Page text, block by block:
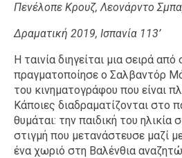
Πενέλοπε Κρουζ, Λεονάρντο
Δραματική 2019, Ισπανία 113’
Η ταινία διηγείται μια σειρά
πραγματοποίησε ο Σαλβαντόρ
του κινηματογράφου που είναι
Κάποιες διαδραματίζονται στο
θυμάται: την παιδική του ηλικία
στιγμή που μετανάστευσε μαζί
ένα χωριό στη Βαλένθια